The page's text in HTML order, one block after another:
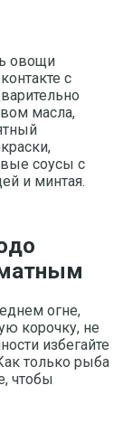
овощи
с
масла,
соусы с
и минтая.
огне,
корочку, не
избегайте
только рыба
чтобы